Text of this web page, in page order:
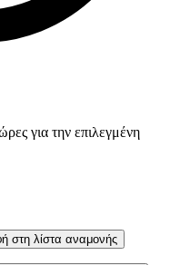
για την επιλεγμένη
στη λίστα αναμονής